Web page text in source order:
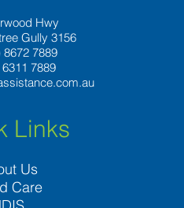
Hwy
Gully 3156
8672 7889
7889
Links
Us
Care